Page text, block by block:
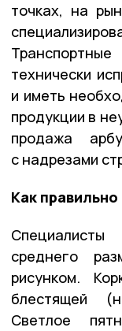
точках, на
технически
и иметь
продукции в
продажа
с надрезами
Как
среднего
рисунком.
блестящей
Светлое